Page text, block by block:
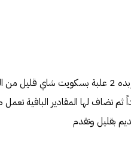
المقادير : 4بيضات سكر ناعم حسب الرغبة 4علبة قشطه إصبع زبده
تضاف لها المقادير الباقية
بقليل وتقدم